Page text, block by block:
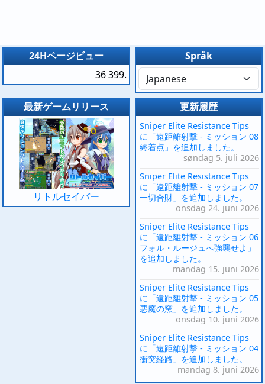
24Hページビュー
36 399.
Språk
最新ゲームリリース
リトルセイバー
更新履歴
Sniper Elite Resistance Tips
に「遠距離射撃 - ミッション 08
終着点」を追加しました。
søndag 5. juli 2026
Sniper Elite Resistance Tips
に「遠距離射撃 - ミッション 07
一切合財」を追加しました。
onsdag 24. juni 2026
Sniper Elite Resistance Tips
に「遠距離射撃 - ミッション 06
フォル・ルージュへ強襲せよ」
を追加しました。
mandag 15. juni 2026
Sniper Elite Resistance Tips
に「遠距離射撃 - ミッション 05
悪魔の窯」を追加しました。
onsdag 10. juni 2026
Sniper Elite Resistance Tips
に「遠距離射撃 - ミッション 04
衝突経路」を追加しました。
mandag 8. juni 2026